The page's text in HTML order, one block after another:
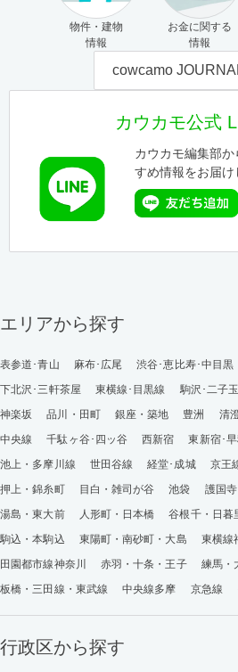
物件・建物
情報
お金に関する
情報
cowcamo
カウカモ公式
カウカモ編集部
すめ情報をお届け
エリアから探す
表参道･青山 麻布･広尾 渋谷･恵比寿･中目黒
下北沢･三軒茶屋
東横線･目黒線 駒沢･二子玉
神楽坂
品川・田町 銀座・築地 豊洲 清
中央線
千駄ヶ谷･四ッ谷 西新宿 東新宿･
池上・多摩川線
世田谷線 経堂･成城 京王
押上・錦糸町
目白・雑司が谷 池袋 護国
湯島・東大前
人形町・日本橋 谷根千・日暮
駒込・本駒込
東陽町・南砂町・大島 東横線
田園都市線神奈川
赤羽・十条・王子
練馬・
板橋・三田線・東武線
中央線多摩 京急線
行政区から探す